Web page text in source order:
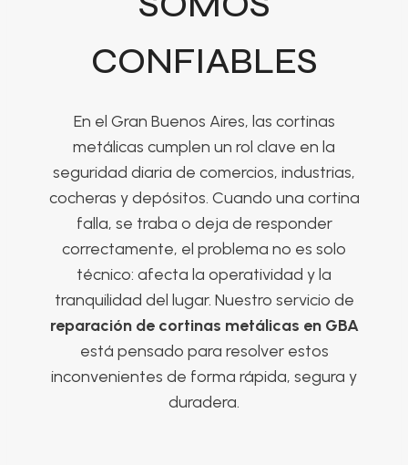
CONFIABLES
En el Gran Buenos Aires, las cortinas
metálicas cumplen un rol clave en la
seguridad diaria de comercios, industrias,
cocheras y depósitos. Cuando una cortina
falla, se traba o deja de responder
correctamente, el problema no es solo
técnico: afecta la operatividad y la
tranquilidad del lugar. Nuestro servicio de
reparación de cortinas metálicas en GBA
está pensado para resolver estos
inconvenientes de forma rápida, segura y
duradera.